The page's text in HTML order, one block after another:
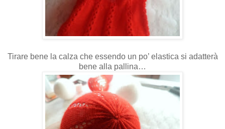
Tirare bene la calza che essendo un po’ elastica si adatterà
bene alla pallina…